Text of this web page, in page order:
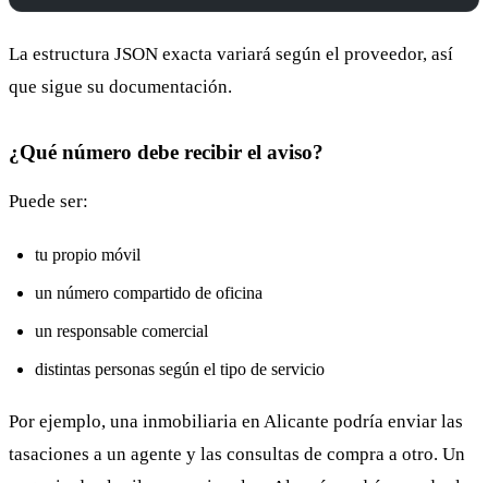
La estructura JSON exacta variará según el proveedor, así
que sigue su documentación.
¿Qué número debe recibir el aviso?
Puede ser:
tu propio móvil
un número compartido de oficina
un responsable comercial
distintas personas según el tipo de servicio
Por ejemplo, una inmobiliaria en Alicante podría enviar las
tasaciones a un agente y las consultas de compra a otro. Un